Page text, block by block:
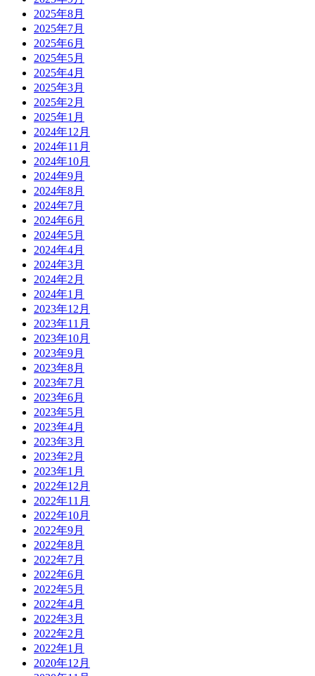
2025年8月
2025年7月
2025年6月
2025年5月
2025年4月
2025年3月
2025年2月
2025年1月
2024年12月
2024年11月
2024年10月
2024年9月
2024年8月
2024年7月
2024年6月
2024年5月
2024年4月
2024年3月
2024年2月
2024年1月
2023年12月
2023年11月
2023年10月
2023年9月
2023年8月
2023年7月
2023年6月
2023年5月
2023年4月
2023年3月
2023年2月
2023年1月
2022年12月
2022年11月
2022年10月
2022年9月
2022年8月
2022年7月
2022年6月
2022年5月
2022年4月
2022年3月
2022年2月
2022年1月
2020年12月